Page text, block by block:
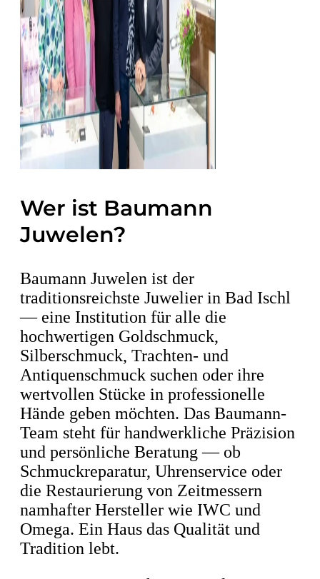
Wer ist Baumann
Juwelen?
Baumann Juwelen ist der
traditionsreichste Juwelier in Bad Ischl
— eine Institution für alle die
hochwertigen Goldschmuck,
Silberschmuck, Trachten- und
Antiquenschmuck suchen oder ihre
wertvollen Stücke in professionelle
Hände geben möchten. Das Baumann-
Team steht für handwerkliche Präzision
und persönliche Beratung — ob
Schmuckreparatur, Uhrenservice oder
die Restaurierung von Zeitmessern
namhafter Hersteller wie IWC und
Omega. Ein Haus das Qualität und
Tradition lebt.